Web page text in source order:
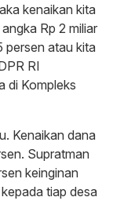
kenaikan kita
Rp 2 miliar
persen atau kita
RI
di Kompleks
Kenaikan dana
Supratman
keinginan
tiap desa